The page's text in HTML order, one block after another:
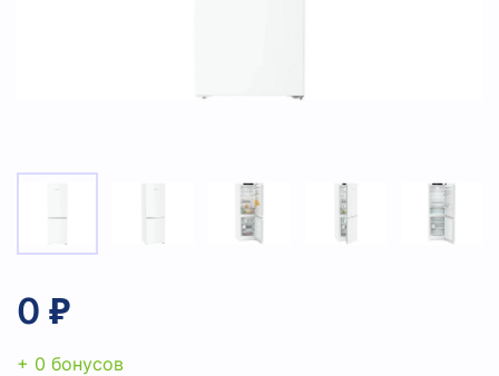
0 ₽
+ 0 бонусов